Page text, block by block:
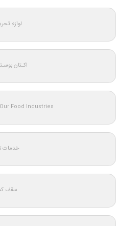
لوازم
اکـتان
Food Industries
خدمات
سقف